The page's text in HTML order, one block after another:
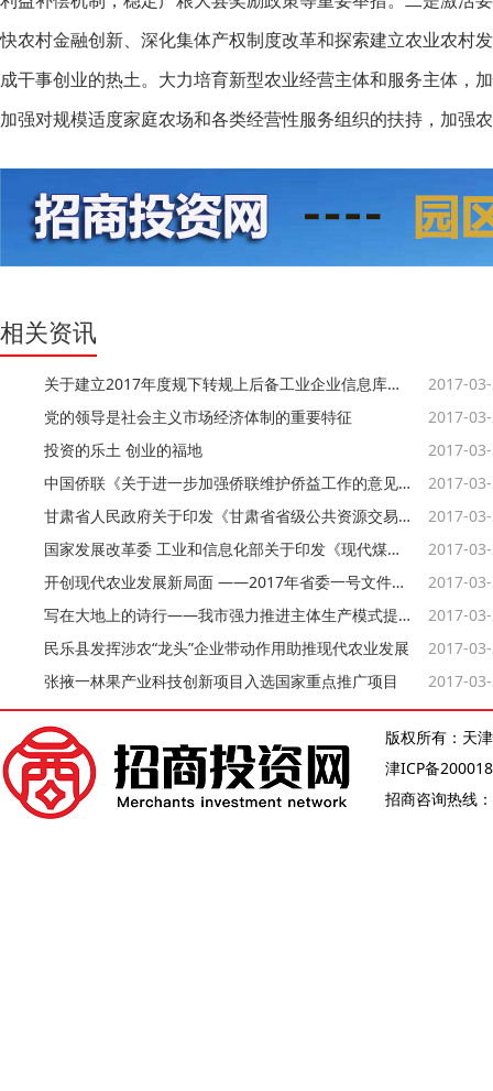
快农村金融创新、深化集体产权制度改革和探索建立农业农村
成干事创业的热土。大力培育新型农业经营主体和服务主体，
加强对规模适度家庭农场和各类经营性服务组织的扶持，加强
相关资讯
关于建立2017年度规下转规上后备工业企业信息库的通知
2017-
党的领导是社会主义市场经济体制的重要特征
2017-
投资的乐土 创业的福地
2017-
中国侨联《关于进一步加强侨联维护侨益工作的意见》
2017-
甘肃省人民政府关于印发《甘肃省省级公共资源交易市场监督管理办法》的通知
2017-
国家发展改革委 工业和信息化部关于印发《现代煤化工产业创新发展布局方案》的通知
2017-
开创现代农业发展新局面 ——2017年省委一号文件解读
2017-
写在大地上的诗行——我市强力推进主体生产模式提质增效纪实
2017-
民乐县发挥涉农“龙头”企业带动作用助推现代农业发展
2017-
张掖一林果产业科技创新项目入选国家重点推广项目
2017-
版权所有：天
津ICP备
招商咨询热线：